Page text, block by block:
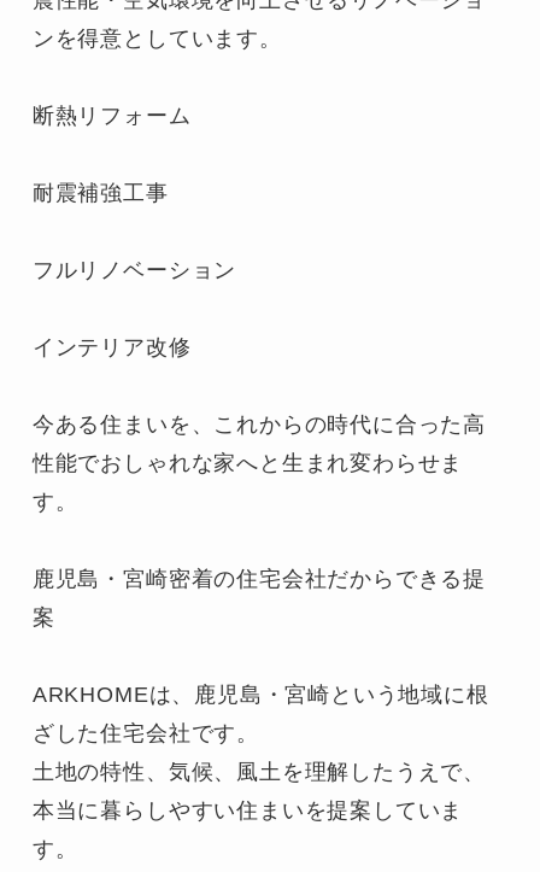
ンを得意としています。
断熱リフォーム
耐震補強工事
フルリノベーション
インテリア改修
今ある住まいを、これからの時代に合った高
性能でおしゃれな家へと生まれ変わらせま
す。
鹿児島・宮崎密着の住宅会社だからできる提
案
ARKHOMEは、鹿児島・宮崎という地域に根
ざした住宅会社です。
土地の特性、気候、風土を理解したうえで、
本当に暮らしやすい住まいを提案していま
す。